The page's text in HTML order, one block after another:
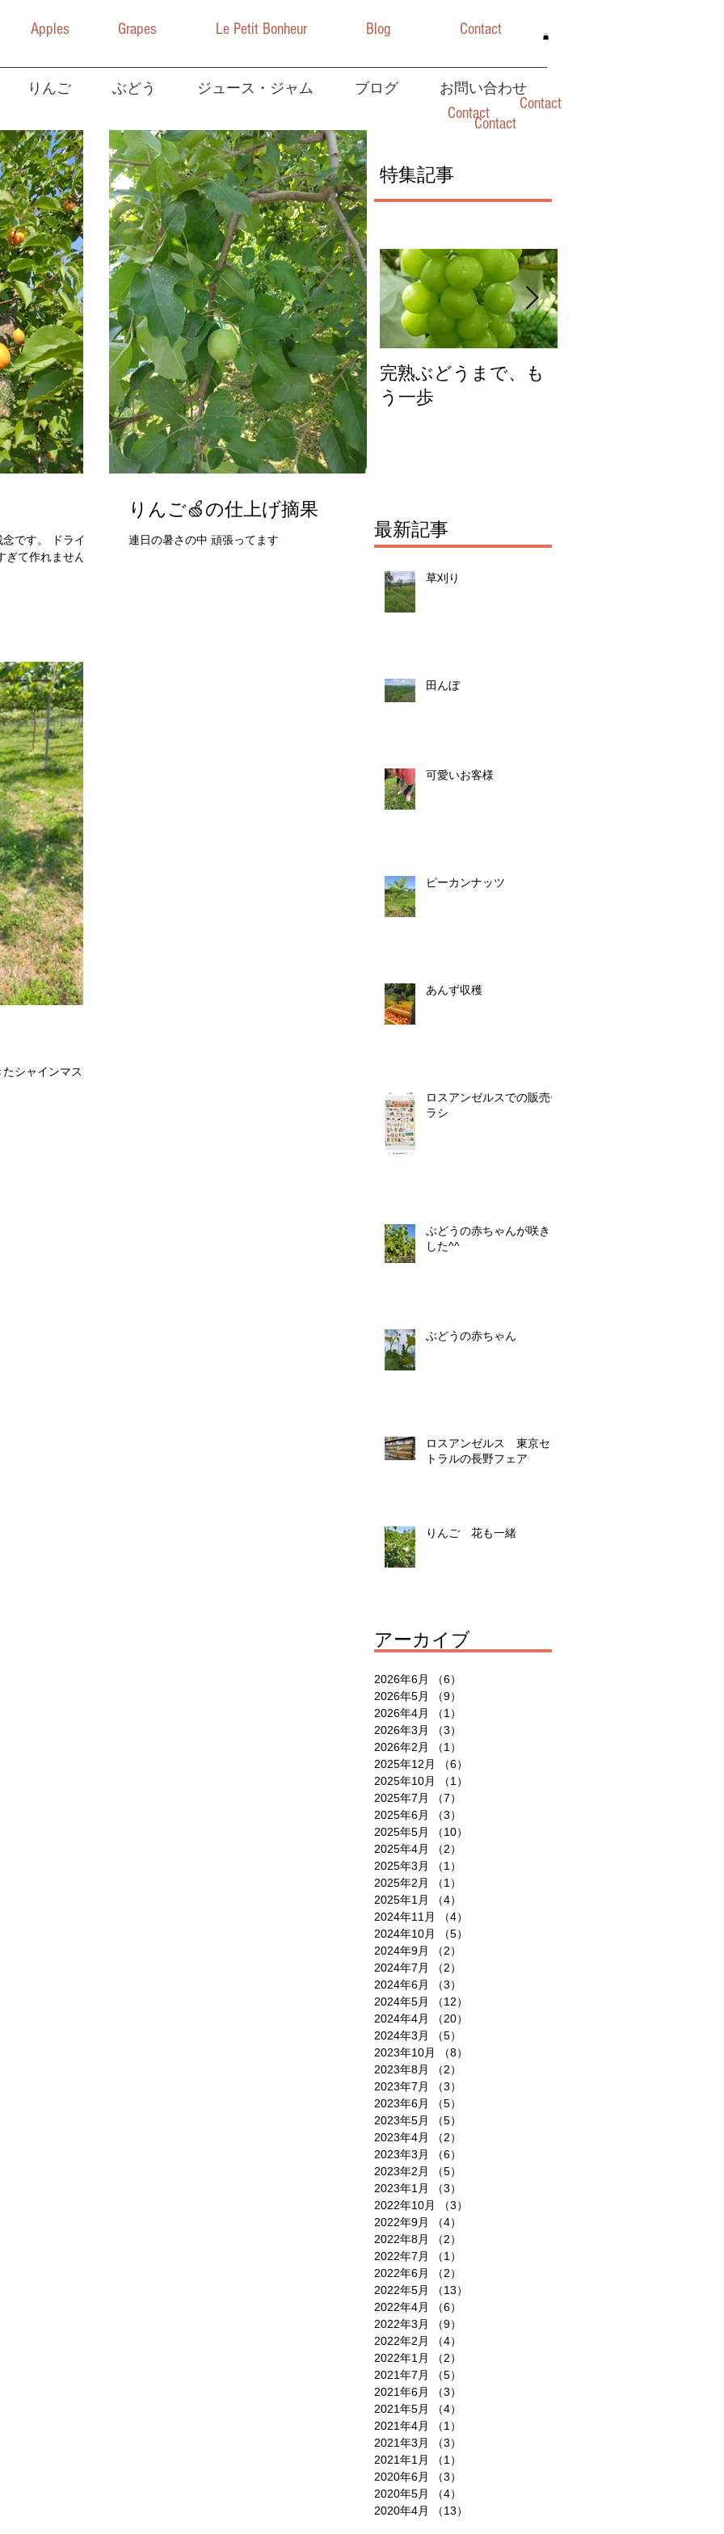
Apples Grapes Le Petit Bonheur Blog Contact
りんご ぶどう ジュース・ジャム ブログ お問い合わせ
です。 ドライあ
て作れません。
りんご🍏の仕上げ摘果
連日の暑さの中 頑張ってます
シャインマスカ
Contact
Contact
Contact
特集記事
完熟ぶどうまで、も
う一歩
最新記事
草刈り
田んぼ
可愛いお客様
ピーカンナッツ
あんず収穫
ロスアンゼルスでの販売チ
ラシ
ぶどうの赤ちゃんが咲きま
した^^
ぶどうの赤ちゃん
ロスアンゼルス 東京セン
トラルの長野フェア
りんご 花も一緒
アーカイブ
2026年6月 （6）
2026年5月
（9）
2026年4月
（1）
2026年3月
（3）
2026年2月
（1）
2025年12月
（6）
2025年10月
（1）
2025年7月
（7）
2025年6月
（3）
2025年5月
（10）
2025年4月
（2）
2025年3月
（1）
2025年2月
（1）
2025年1月
（4）
2024年11月
（4）
2024年10月
（5）
2024年9月
（2）
2024年7月
（2）
2024年6月
（3）
2024年5月
（12）
2024年4月
（20）
2024年3月
（5）
2023年10月
（8）
2023年8月
（2）
2023年7月
（3）
2023年6月
（5）
2023年5月
（5）
2023年4月
（2）
2023年3月
（6）
2023年2月
（5）
2023年1月
（3）
2022年10月
（3）
2022年9月
（4）
2022年8月
（2）
2022年7月
（1）
2022年6月
（2）
2022年5月
（13）
2022年4月
（6）
2022年3月
（9）
2022年2月
（4）
2022年1月
（2）
2021年7月
（5）
2021年6月
（3）
2021年5月
（4）
2021年4月
（1）
2021年3月
（3）
2021年1月
（1）
2020年6月
（3）
2020年5月
（4）
2020年4月
（13）